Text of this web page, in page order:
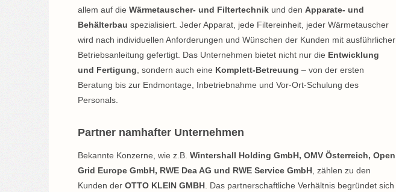
allem auf dieWärmetauscher- und Filtertechnik und denApparate- und
Behälterbau spezialisiert. Jeder Apparat, jede Filtereinheit, jeder Wärmetauscher
wird nach individuellen Anforderungen und Wünschen der Kunden mit ausführlicher
Betriebsanleitung gefertigt. Das Unternehmen bietet nicht nur die Entwicklung
und Fertigung , sondern auch eine Komplett-Betreuung – von der ersten
Beratung bis zur Endmontage, Inbetriebnahme und Vor-Ort-Schulung des
Personals.
Partner namhafter Unternehmen
Bekannte Konzerne, wie z.B.Wintershall Holding GmbH, OMV Österreich, Open
Grid Europe GmbH, RWE Dea AG und RWE Service GmbH , zählen zu den
Kunden derOTTO KLEIN GMBH . Das partnerschaftliche Verhältnis begründet sich